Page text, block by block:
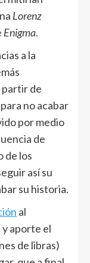
Lorenz
Enigma.
a la
partir de
no acabar
por medio
de
de los
así su
su historia.
al
aporte el
de libras)